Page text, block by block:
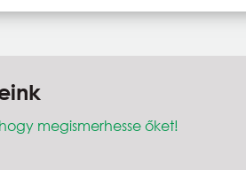
megismerhesse őket!